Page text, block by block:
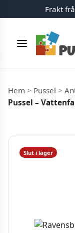
Hoppa till innehåll
Frakt
Meny
Hem > Pussel >
Pussel –
Slut i lager